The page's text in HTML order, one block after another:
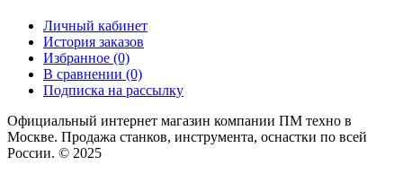
Личный кабинет
История заказов
Избранное (0)
В сравнении (0)
Подписка на рассылку
Официальный интернет магазин компании ПМ техно в
Москве. Продажа станков, инструмента, оснастки по всей
России. © 2025